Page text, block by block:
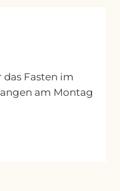
das Fasten im
am Montag